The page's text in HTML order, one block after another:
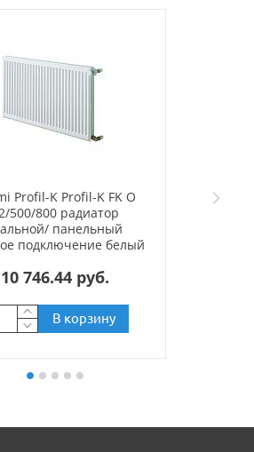
Profil-K Profil-K FK O
500/800 радиатор
панельный
подключение белый
10 746.44 руб.
В корзину